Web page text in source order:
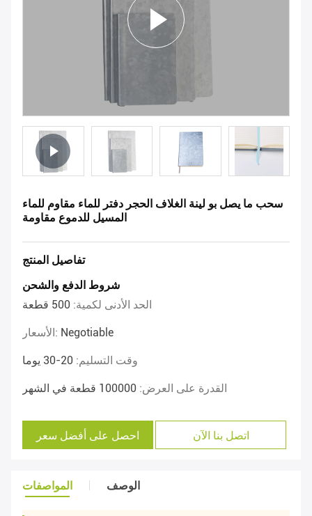
سحب ما يصل بو لينة الغلاف الحجر دفتر للماء مقاوم للماء
المسيل للدموع مقاومة
تفاصيل المنتج
شروط الدفع والشحن
الحد الأدنى لكمية: 500 قطعة
الأسعار: Negotiable
وقت التسليم: 20-30 يوما
القدرة على العرض: 100000 قطعة في الشهر
احصل على أفضل سعر اتصل بنا الآن
المواصفات الوصف